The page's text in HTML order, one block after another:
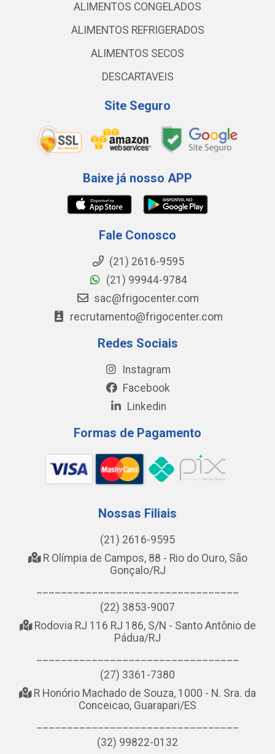
ALIMENTOS CONGELADOS
ALIMENTOS REFRIGERADOS
ALIMENTOS SECOS
DESCARTAVEIS
Site Seguro
Baixe já nosso APP
Fale Conosco
(21) 2616-9595
(21) 99944-9784
sac@frigocenter.com
recrutamento@frigocenter.com
Redes Sociais
Instagram
Facebook
Linkedin
Formas de Pagamento
Nossas Filiais
(21) 2616-9595
R Olímpia de Campos, 88 - Rio do Ouro, São
Gonçalo/RJ
(22) 3853-9007
Rodovia RJ 116 RJ 186, S/N - Santo Antônio de
Pádua/RJ
(27) 3361-7380
R Honório Machado de Souza, 1000 - N. Sra. da
Conceicao, Guarapari/ES
(32) 99822-0132